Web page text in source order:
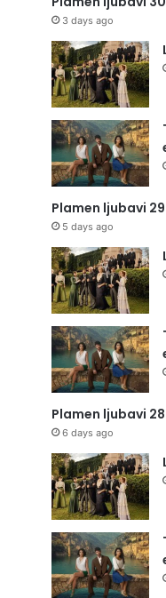
3 days ago
Plamen ljubavi
5 days ago
Plamen ljubavi
6 days ago